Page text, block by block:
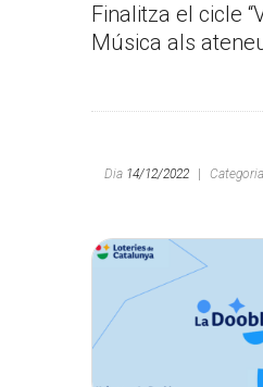
Finalitza el cicle
Música als
Dia 14/12/2022 Categoria